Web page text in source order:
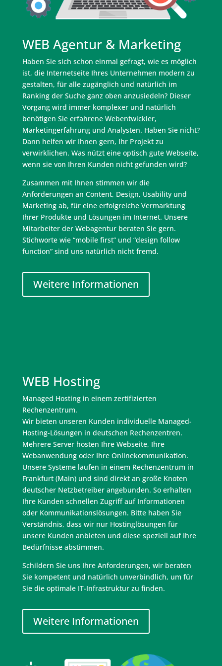
WEB Agentur & Marketing
Haben Sie sich schon einmal gefragt, wie es möglich
ist, die Internetseite Ihres Unternehmen modern zu
gestalten, für alle zugänglich und natürlich im
Ranking der Suche ganz oben anzusiedeln? Dieser
Vorgang wird immer komplexer und natürlich
benötigen Sie erfahrene Webentwickler,
Marketingerfahrung und Analysten. Haben Sie nicht?
Dann helfen wir Ihnen gern, Ihr Projekt zu
verwirklichen. Was nützt eine optisch gute Webseite,
wenn sie von Ihren Kunden nicht gefunden wird?
Zusammen mit Ihnen stimmen wir die
Anforderungen an Content, Design, Usability und
Marketing ab, für eine erfolgreiche Vermarktung
Ihrer Produkte und Lösungen im Internet. Unsere
Mitarbeiter der Webagentur beraten Sie gern.
Stichworte wie “mobile first” und “design follow
function” sind uns natürlich nicht fremd.
Weitere Informationen
WEB Hosting
Managed Hosting in einem zertifizierten
Rechenzentrum.
Wir bieten unseren Kunden individuelle Managed-
Hosting-Lösungen in deutschen Rechenzentren.
Mehrere Server hosten Ihre Webseite, Ihre
Webanwendung oder Ihre Onlinekommunikation.
Unsere Systeme laufen in einem Rechenzentrum in
Frankfurt (Main) und sind direkt an große Knoten
deutscher Netzbetreiber angebunden. So erhalten
Ihre Kunden schnellen Zugriff auf Informationen
oder Kommunikationslösungen. Bitte haben Sie
Verständnis, dass wir nur Hostinglösungen für
unsere Kunden anbieten und diese speziell auf Ihre
Bedürfnisse abstimmen.
Schildern Sie uns Ihre Anforderungen, wir beraten
Sie kompetent und natürlich unverbindlich, um für
Sie die optimale IT-Infrastruktur zu finden.
Weitere Informationen